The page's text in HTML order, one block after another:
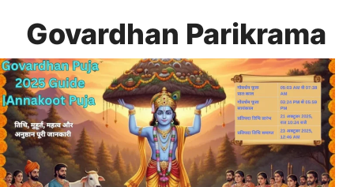
Govardhan Parikrama